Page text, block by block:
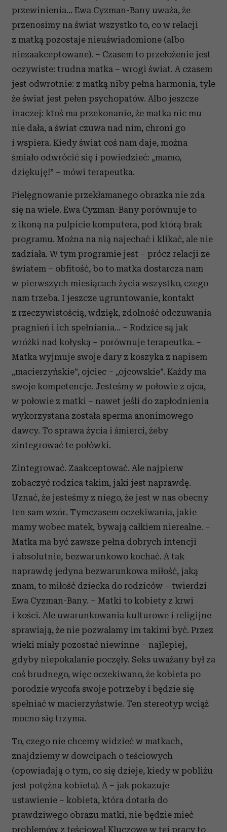
przewinienia... Ewa Cyzman-Bany uważa, że
przenosimy na świat wszystko to, co w relacji
z matką pozostaje nieuświadomione (albo
niezaakceptowane). – Czasem to przełożenie jest
oczywiste: trudna matka – wrogi świat. A czasem
jest odwrotnie: z matką niby pełna harmonia, tyle
że świat jest pełen psychopatów. Albo jeszcze
inaczej: ktoś ma przekonanie, że matka nic mu
nie dała, a świat czuwa nad nim, chroni go
i wspiera. Kiedy świat coś nam daje, można
śmiało odwrócić się i powiedzieć: „mamo,
dziękuję!” – mówi terapeutka.
Pielęgnowanie przekłamanego obrazka nie zda
się na wiele. Ewa Cyzman-Bany porównuje to
z ikoną na pulpicie komputera, pod którą brak
programu. Można na nią najechać i klikać, ale nie
zadziała. W tym programie jest – prócz relacji ze
światem – obfitość, bo to matka dostarcza nam
w pierwszych miesiącach życia wszystko, czego
nam trzeba. I jeszcze ugruntowanie, kontakt
z rzeczywistością, wdzięk, zdolność odczuwania
pragnień i ich spełniania... – Rodzice są jak
wróżki nad kołyską – porównuje terapeutka. –
Matka wyjmuje swoje dary z koszyka z napisem
„macierzyńskie”, ojciec – „ojcowskie”. Każdy ma
swoje kompetencje. Jesteśmy w połowie z ojca,
w połowie z matki – nawet jeśli do zapłodnienia
wykorzystana została sperma anonimowego
dawcy. To sprawa życia i śmierci, żeby
zintegrować te połówki.
Zintegrować. Zaakceptować. Ale najpierw
zobaczyć rodzica takim, jaki jest naprawdę.
Uznać, że jesteśmy z niego, że jest w nas obecny
ten sam wzór. Tymczasem oczekiwania, jakie
mamy wobec matek, bywają całkiem nierealne. –
Matka ma być zawsze pełna dobrych intencji
i absolutnie, bezwarunkowo kochać. A tak
naprawdę jedyna bezwarunkowa miłość, jaką
znam, to miłość dziecka do rodziców – twierdzi
Ewa Cyzman-Bany. – Matki to kobiety z krwi
i kości. Ale uwarunkowania kulturowe i religijne
sprawiają, że nie pozwalamy im takimi być. Przez
wieki miały pozostać niewinne – najlepiej,
gdyby niepokalanie poczęły. Seks uważany był za
coś brudnego, więc oczekiwano, że kobieta po
porodzie wycofa swoje potrzeby i będzie się
spełniać w macierzyństwie. Ten stereotyp wciąż
mocno się trzyma.
To, czego nie chcemy widzieć w matkach,
znajdziemy w dowcipach o teściowych
(opowiadają o tym, co się dzieje, kiedy w pobliżu
jest potężna kobieta). A – jak pokazuje
ustawienie – kobieta, która dotarła do
prawdziwego obrazu matki, nie będzie mieć
problemów z teściową! Kluczowe w tej pracy to